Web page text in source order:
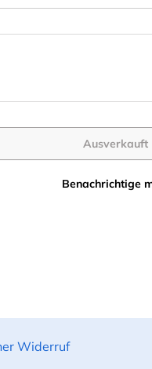
laden
Ausverkauft
Benachrichtige
Widerruf